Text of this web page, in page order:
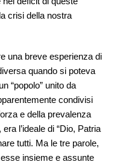
crisi della nostra
una breve esperienza di
quando si poteva
“popolo” unito da
condivisi
e della prevalenza
l’ideale di “Dio, Patria
tutti. Ma le tre parole,
insieme e assunte